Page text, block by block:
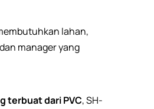
lahan,
manager yang
terbuat dari PVC, SH-